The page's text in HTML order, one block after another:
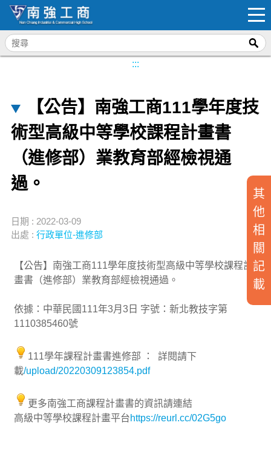
:::
【公告】南強工商111學年度技
術型高級中等學校課程計畫書
（進修部）業教育部經檢視通
過。
日期 : 2022-03-09
出處 : 行政單位-進修部
【公告】南強工商111學年度技術型高級中等學校課程計
畫書（進修部）業教育部經檢視通過。
依據：中華民國111年3月3日 字號：新北教技字第
1110385460號
111學年課程計畫書進修部 ： 詳閱請下
載/upload/20220309123854.pdf
更多南強工商課程計畫書的資訊請連結
高級中等學校課程計畫平台https://reurl.cc/02G5go
其
他
相
關
記
載